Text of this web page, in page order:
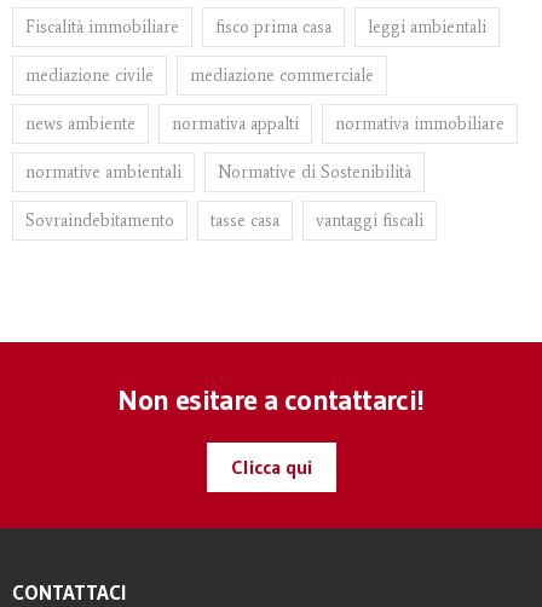
Fiscalità immobiliare fisco prima casa leggi ambientali
mediazione civile mediazione commerciale
news ambiente normativa appalti normativa immobiliare
normative ambientali Normative di Sostenibilità
Sovraindebitamento tasse casa vantaggi fiscali
Non esitare a contattarci!
Clicca qui
CONTATTACI